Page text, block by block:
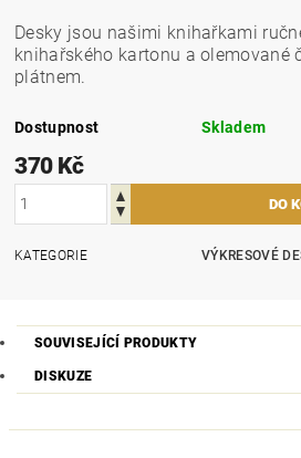
Desky jsou našimi knihařkami
knihařského kartonu a olemované
plátnem.
Dostupnost Skladem
370 Kč
KATEGORIE VÝKRESOVÉ
SOUVISEJÍCÍ PRODUKTY
DISKUZE